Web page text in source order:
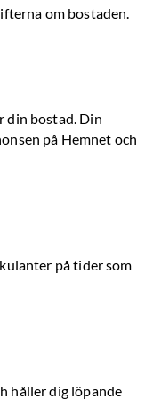
om bostaden.
din bostad. Din
på Hemnet och
på tider som
håller dig löpande